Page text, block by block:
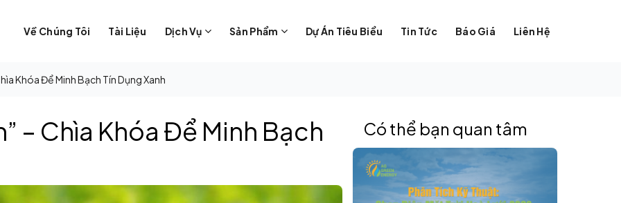
Về Chúng Tôi Tài Liệu Dịch Vụ Sản Phẩm Dự Án Tiêu Biểu Tin Tức Báo Giá Liên Hệ
Khóa Để Minh Bạch Tín Dụng Xanh
– Chìa Khóa Để Minh Bạch Có thể bạn quan tâm